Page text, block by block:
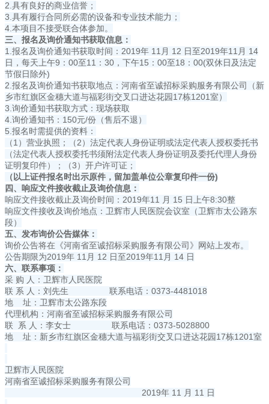
2.具有良好的商业信誉；
3.具有履行合同所必需的设备和专业技术能力；
4.本项目不接受联合体参加。
三、报名及询价通知书获取信息：
1.报名及询价通知书获取时间：2019年 11月 12 日至2019年11月 14
日，每天上午9：00至11：30，下午15：00至18：00(双休日及法定
节假日除外)
2.报名及询价通知书获取地点：河南省至诚招标采购服务有限公司（新
乡市红旗区金穗大道与福彩街交叉口进达花园17栋1201室）
3.询价通知书获取方式：现场获取
4.询价通知书：150元/份（售后不退）
5.报名时需提供的资料：
（1）营业执照；（2）法定代表人身份证明或法定代表人授权委托书
（法定代表人授权委托书须附法定代表人身份证明及委托代理人身份
证明复印件）；（3）开户许可证；
（以上证件报名时出示原件，留加盖单位公章复印件一份)
四、响应文件接收截止及询价信息：
响应文件接收截止及询价时间：2019年11 月 15 日上午8:30整
响应文件接收及询价地点：卫辉市人民医院会议室（卫辉市太公路东
段）
五、发布询价公告媒体：
询价公告将在《河南省至诚招标采购服务有限公司》网站上发布。
公告期限为2019年 11月 12 日至2019年11月 14 日
六、联系事项：
采 购 人：卫辉市人民医院
联 系 人：刘先生 联系电话：0373-4481018
地 址：卫辉市太公路东段
代理机构：河南省至诚招标采购服务有限公司
联 系 人：李女士 联系电话：0373-5028800
地 址：新乡市红旗区金穗大道与福彩街交叉口进达花园17栋1201室
卫辉市人民医院
河南省至诚招标采购服务有限公司
2019年 11 月 11 日